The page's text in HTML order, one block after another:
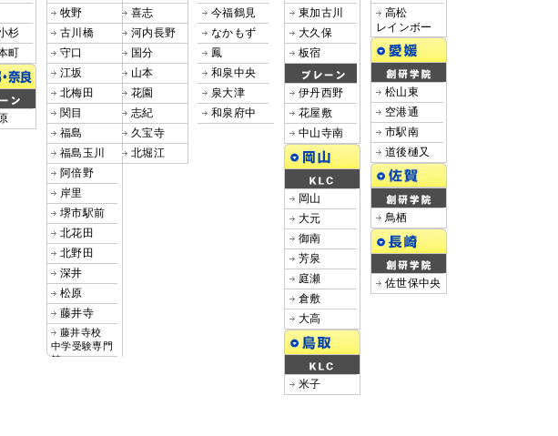
杉
町
牧野
古川橋
守口
江坂
北梅田
関目
福島
福島玉川
阿倍野
岸里
堺市駅前
北花田
北野田
深井
松原
藤井寺
藤井寺校
中学受験専門
館
喜志
河内長野
国分
山本
花園
志紀
久宝寺
北堀江
今福鶴見
なかもず
鳳
和泉中央
泉大津
和泉府中
東加古川
大久保
板宿
伊丹西野
花屋敷
中山寺南
岡山
大元
御南
芳泉
庭瀬
倉敷
大高
米子
高松
レインボー
松山東
空港通
市駅南
道後樋又
鳥栖
佐世保中央